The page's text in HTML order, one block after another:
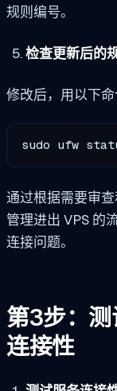
规则编号。
检查更新后的
修改后，用以下命
sudo ufw
通过根据需要审
管理进出 VPS 的
连接问题。
第3步：
连接性